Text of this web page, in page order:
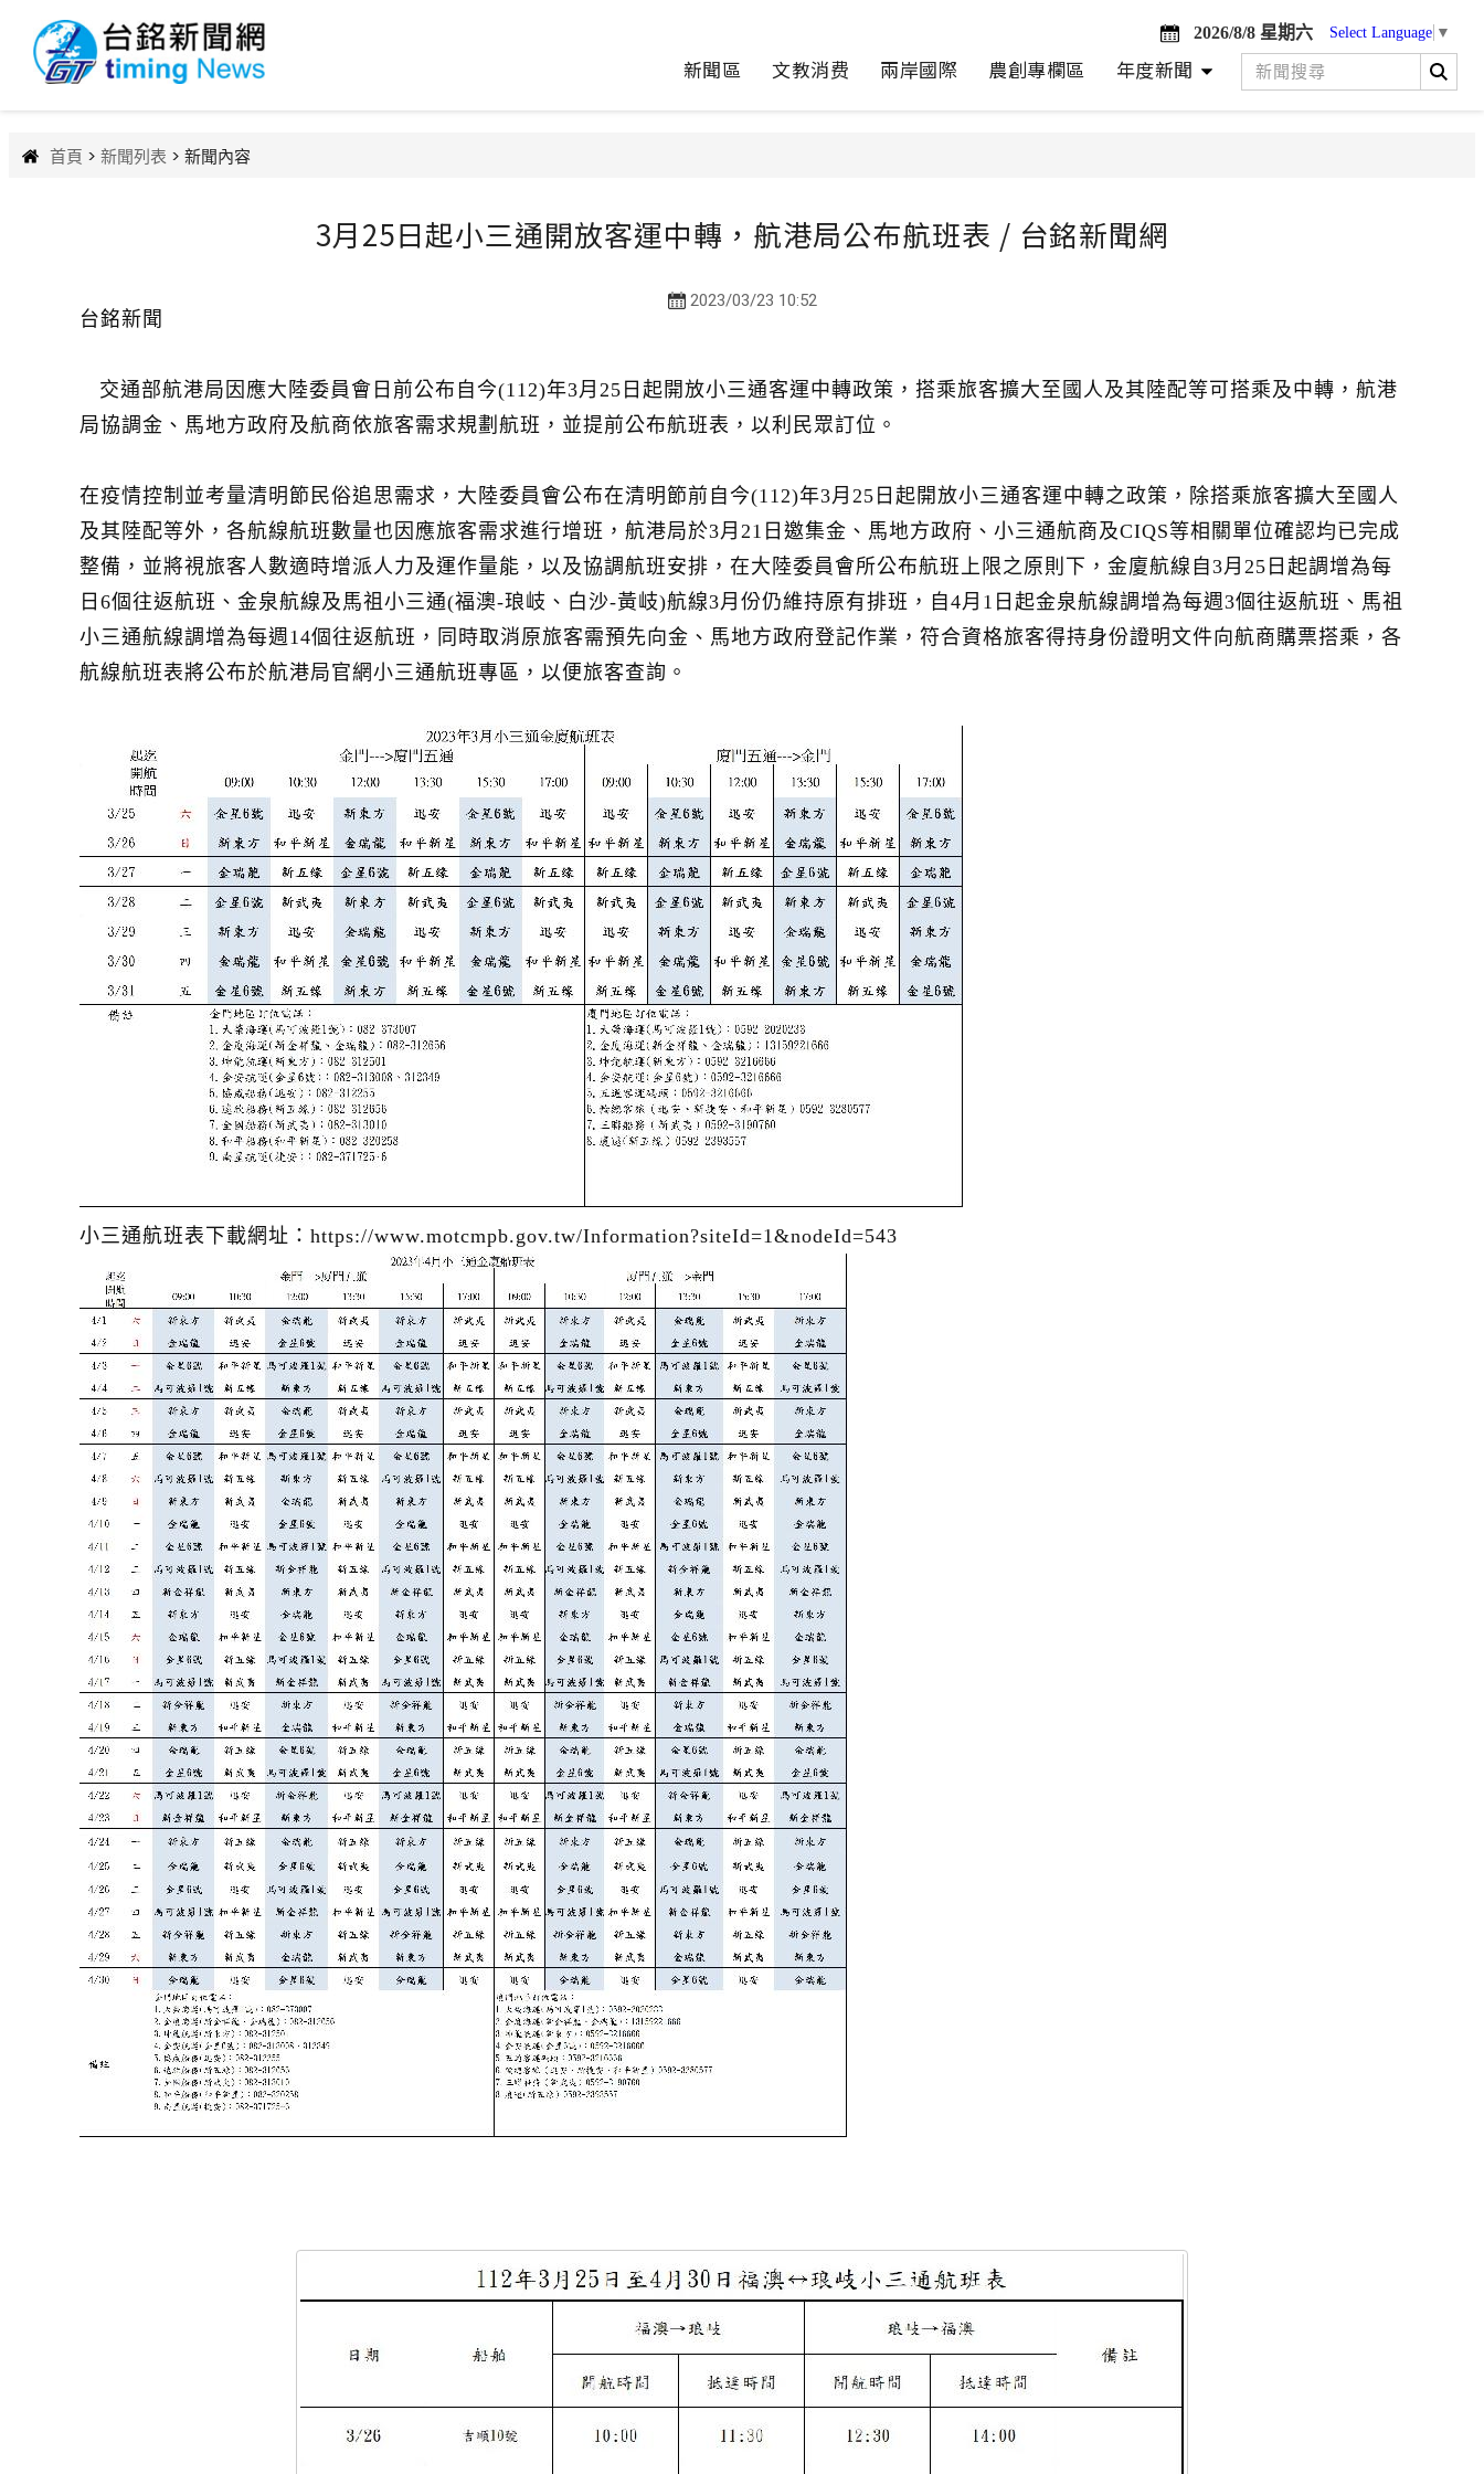
2026/8/8 星期六 Select Language ▼
新聞區 文教消费 兩岸國際 農創專欄區 年度新聞
首頁 > 新聞列表 > 新聞內容
3月25日起小三通開放客運中轉，航港局公布航班表 / 台銘新聞網
2023/03/23 10:52
台銘新聞
交通部航港局因應大陸委員會日前公布自今(112)年3月25日起開放小三通客運中轉政策，搭乘旅客擴大至國人及其陸配等可搭乘及中轉，航港
局協調金、馬地方政府及航商依旅客需求規劃航班，並提前公布航班表，以利民眾訂位。
在疫情控制並考量清明節民俗追思需求，大陸委員會公布在清明節前自今(112)年3月25日起開放小三通客運中轉之政策，除搭乘旅客擴大至國人
及其陸配等外，各航線航班數量也因應旅客需求進行增班，航港局於3月21日邀集金、馬地方政府、小三通航商及CIQS等相關單位確認均已完成
整備，並將視旅客人數適時增派人力及運作量能，以及協調航班安排，在大陸委員會所公布航班上限之原則下，金廈航線自3月25日起調增為每
日6個往返航班、金泉航線及馬祖小三通(福澳-琅岐、白沙-黃岐)航線3月份仍維持原有排班，自4月1日起金泉航線調增為每週3個往返航班、馬祖
小三通航線調增為每週14個往返航班，同時取消原旅客需預先向金、馬地方政府登記作業，符合資格旅客得持身份證明文件向航商購票搭乘，各
航線航班表將公布於航港局官網小三通航班專區，以便旅客查詢。
小三通航班表下載網址：https://www.motcmpb.gov.tw/Information?siteId=1&nodeId=543